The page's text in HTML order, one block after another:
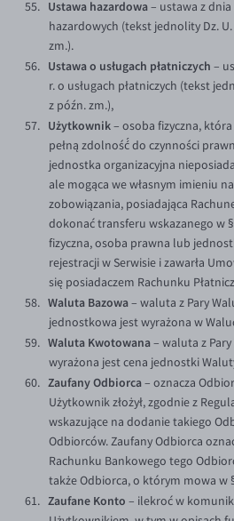
Ustawa hazardowa– ustawa z
hazardowych (tekst jednolity Dz. U.
zm.).
Ustawa o usługach płatniczych –
r. o usługach płatniczych (tekst
z późn. zm.),
Użytkownik– osoba fizyczna,
pełną zdolność́ do czynności
jednostka organizacyjna
ale mogąca we własnym imieniu
zobowiązania, posiadająca
dokonać transferu wskazanego w
fizyczna, osoba prawna lub
rejestracji w Serwisie i zawarła
się posiadaczem Rachunku
Waluta Bazowa– waluta z Pary
jednostkowa jest wyrażona w
Waluta Kwotowana– waluta z
wyrażona jest cena jednostki
Zaufany Odbiorca– oznacza
Użytkownik złożył, zgodnie z
wskazujące na dodanie takiego
Odbiorców. Zaufany Odbiorca
Rachunku Bankowego tego
także Odbiorca, o którym mowa w
Zaufane Konto – ilekroć w